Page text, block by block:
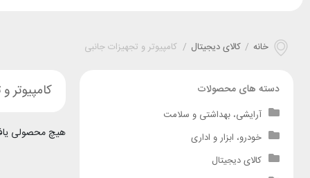
خانه / کالای دیجیتال / کامپیوتر و تجهیزات جانبی
کامپیوتر
هیچ محصولی
دسته های محصولات
آرایشی، بهداشتی و سلامت
خودرو، ابزار و اداری
کالای دیجیتال